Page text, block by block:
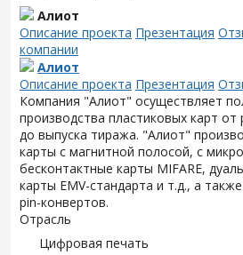
Алиот
Описание проекта Презентация
компании
Алиот
Описание проекта Презентация
Компания "Алиот" осуществляет
производства пластиковых карт от
до выпуска тиража. "Алиот"
карты с магнитной полосой, с
бесконтактные карты MIFARE,
карты EMV-стандарта и т.д., а
pin-конвертов.
Отрасль
Цифровая печать